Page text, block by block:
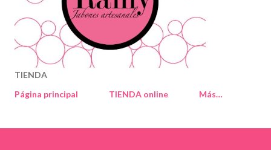
TIENDA
Página principal
TIENDA online Más…